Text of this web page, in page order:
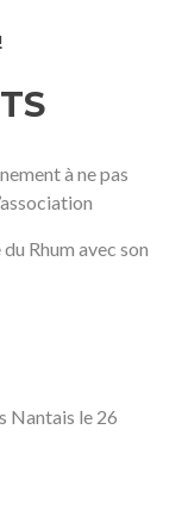
à ne pas
Rhum avec son
Nantais le 26